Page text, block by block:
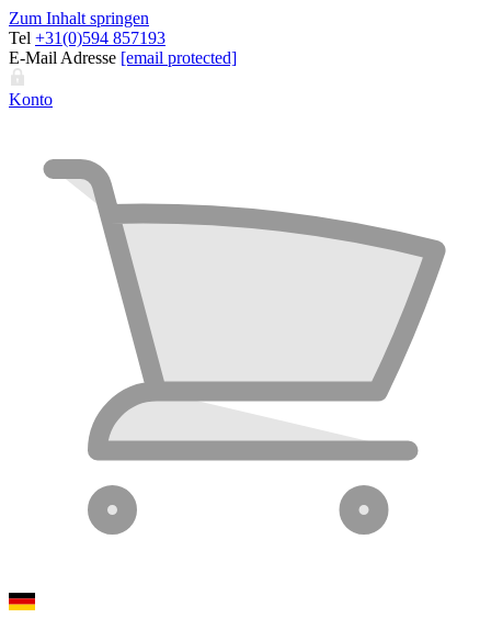
Zum Inhalt springen
Tel +31(0)594 857193
E-Mail Adresse [email protected]
Konto